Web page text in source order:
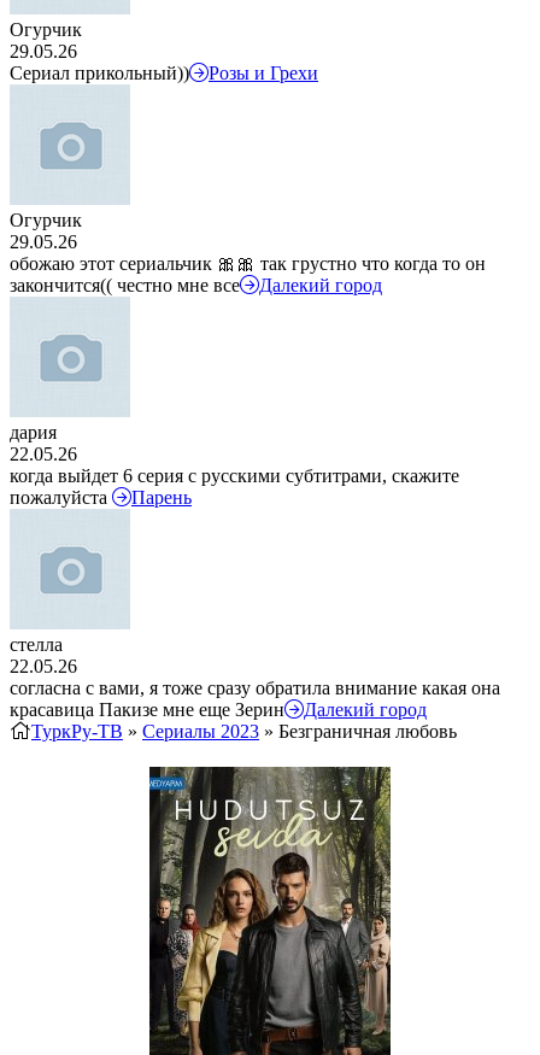
Огурчик
29.05.26
Сериал прикольный))
Розы и Грехи
Огурчик
29.05.26
обожаю этот сериальчик 🎀🎀 так грустно что когда то он
закончится(( честно мне все
Далекий город
дария
22.05.26
когда выйдет 6 серия с русскими субтитрами, скажите
пожалуйста
Парень
стелла
22.05.26
согласна с вами, я тоже сразу обратила внимание какая она
красавица Пакизе мне еще Зерин
Далекий город
ТуркРу-ТВ » Сериалы 2023 » Безграничная любовь